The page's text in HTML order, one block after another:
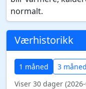
normalt.
Værhistorikk
1 måned 3
Viser 30 dager